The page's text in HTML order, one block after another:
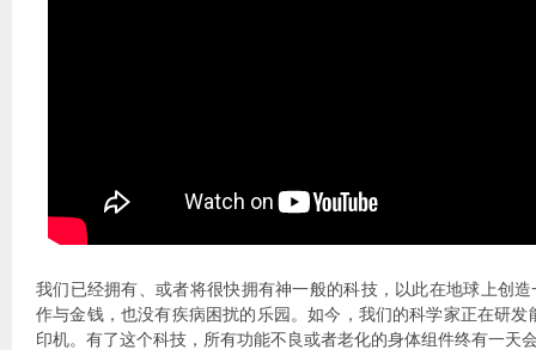
我们已经拥有、或者将很快拥有神一般的科技，以此在地球上创
作与金钱，也没有疾病困扰的乐园。如今，我们的科学家正在研
印机。有了这个科技，所有功能不良或者老化的身体组件终有一天